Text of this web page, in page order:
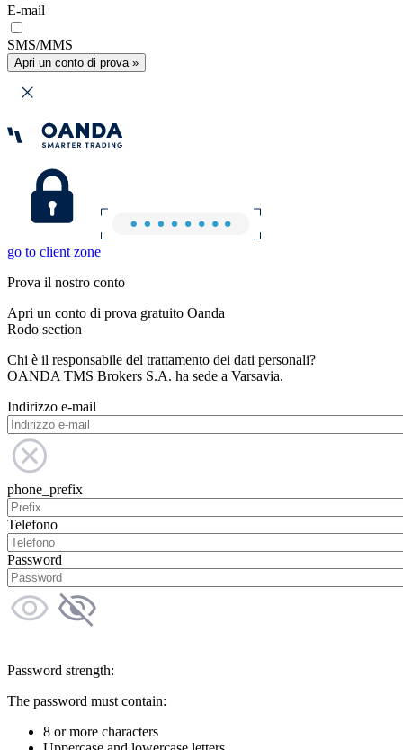
E-mail
SMS/MMS
Apri un conto di prova »
go to client zone
Prova il nostro conto
Apri un conto di prova gratuito Oanda
Rodo section
Chi è il responsabile del trattamento dei dati personali?
OANDA TMS Brokers S.A. ha sede a Varsavia.
Indirizzo e-mail
phone_prefix
Telefono
Password
Password strength:
The password must contain:
8 or more characters